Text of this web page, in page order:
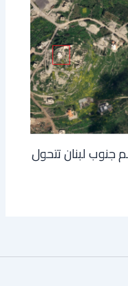
لبنان تتحول